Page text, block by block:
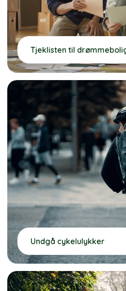
Tjeklisten til
Undgå cykelulykker